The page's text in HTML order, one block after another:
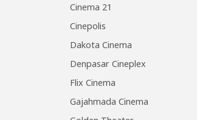
Cinema 21
Cinepolis
Dakota Cinema
Denpasar Cineplex
Flix Cinema
Gajahmada Cinema